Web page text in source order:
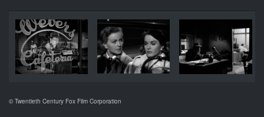
© Twentieth Century Fox Film Corporation